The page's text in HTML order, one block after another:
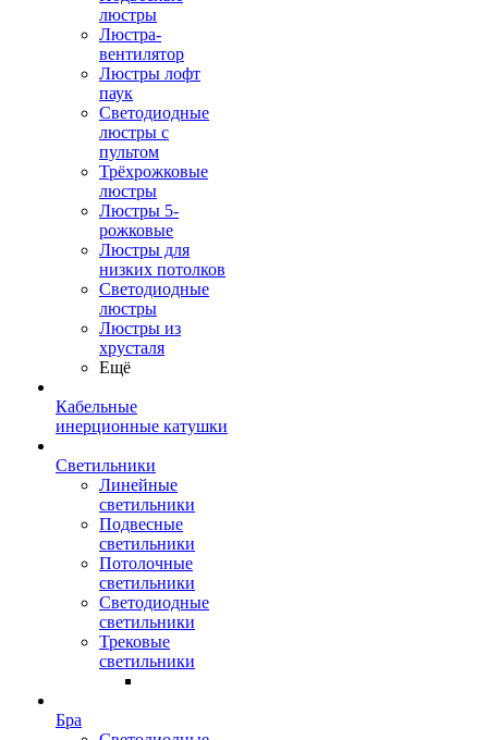
люстры
Люстра-
вентилятор
Люстры лофт
паук
Светодиодные
люстры с
пультом
Трёхрожковые
люстры
Люстры 5-
рожковые
Люстры для
низких потолков
Cветодиодные
люстры
Люстры из
хрусталя
Ещё
Кабельные
инерционные катушки
Светильники
Линейные
светильники
Подвесные
светильники
Потолочные
светильники
Светодиодные
светильники
Трековые
светильники
Бра